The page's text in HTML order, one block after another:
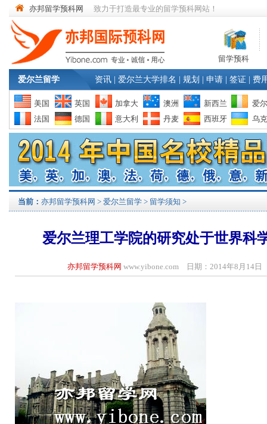
亦邦留学预科网 致力于打造最专业的留学预科网站！
留学预科
爱尔兰留学 资讯 爱尔兰大学排名 规划 申请 签证 费
美国 英国 加拿大 澳洲 新西兰
爱
法国
德国 意大利 丹麦 西班牙 乌
当前： 亦邦留学预科网 > 爱尔兰留学 > 留学须知 >
爱尔兰理工学院的研究处于世界科
亦邦留学预科网 www.yibone.com 日期：2014年8月14